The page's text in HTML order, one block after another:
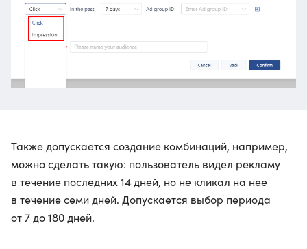
Также допускается создание комбинаций, например,
можно сделать такую: пользователь видел рекламу
в течение последних 14 дней, но не кликал на нее
в течение семи дней. Допускается выбор периода
от 7 до 180 дней.